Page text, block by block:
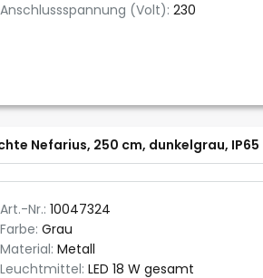
Anschlussspannung (Volt): 230
Nefarius, 250 cm, dunkelgrau, IP65
Art.-Nr.: 10047324
Farbe: Grau
Material: Metall
Leuchtmittel: LED 18 W gesamt